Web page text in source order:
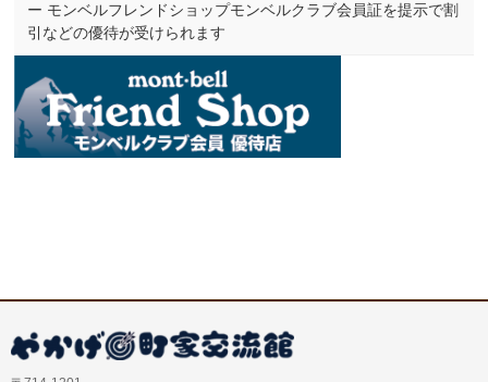
ー モンベルフレンドショップモンベルクラブ会員証を提示で割
引などの優待が受けられます